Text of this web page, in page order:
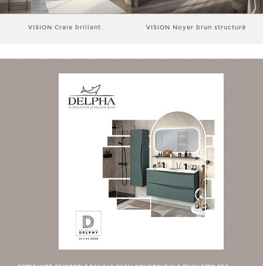
VISION Craie brillant VISION Noyer brun structuré